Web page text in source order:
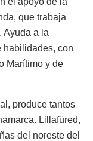
que trabaja
Ayuda a la
habilidades, con
Marítimo y de
produce tantos
Lillafüred,
del noreste del